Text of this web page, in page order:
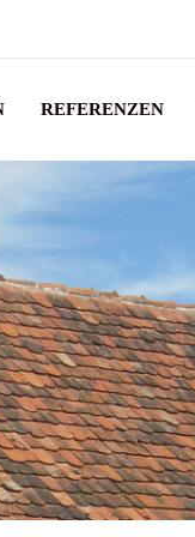
REFERENZEN